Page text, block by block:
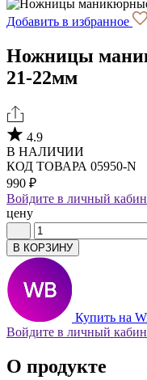
Добавить в избранное
Ножницы
21-22мм
4.9
В НАЛИЧИИ
КОД ТОВАРА 05950-N
990 ₽
Войдите в личный
цену
В КОРЗИНУ
Купить на
Войдите в личный
О продукте